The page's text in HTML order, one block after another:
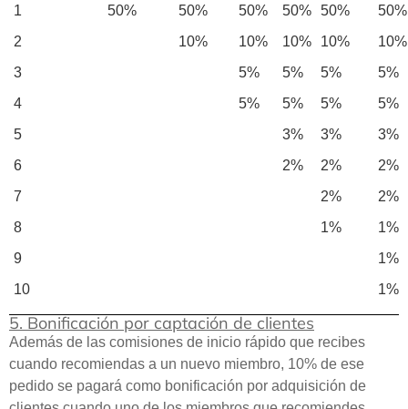
1 50% 50% 50% 50% 50%
50%
2
10% 10% 10% 10%
10%
3
5% 5% 5%
5%
4
5% 5% 5%
5%
5
3% 3%
3%
6
2% 2%
2%
7
2%
2%
8
1%
1%
9
1%
10
1%
5. Bonificación por captación de clientes
Además de las comisiones de inicio rápido que recibes
cuando recomiendas a un nuevo miembro, 10% de ese
pedido se pagará como bonificación por adquisición de